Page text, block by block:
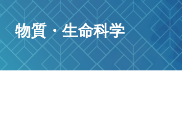
物質・生命科学